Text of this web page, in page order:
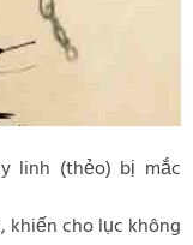
linh (thẻo) bị mắc
khiến cho lục không